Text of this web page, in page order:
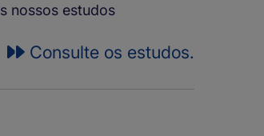
nossos estudos
Consulte os estudos.